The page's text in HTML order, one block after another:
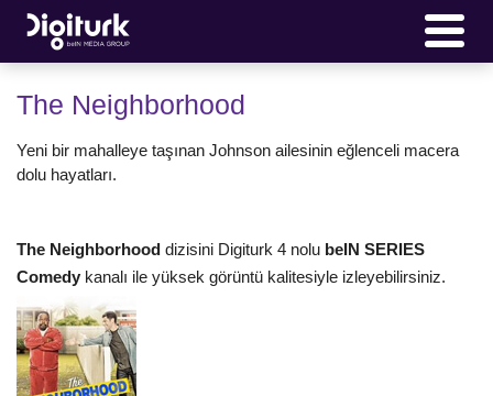
The Neighborhood
Yeni bir mahalleye taşınan Johnson ailesinin eğlenceli macera
dolu hayatları.
The Neighborhood dizisini Digiturk 4 nolu beIN SERIES
Comedy kanalı ile yüksek görüntü kalitesiyle izleyebilirsiniz.